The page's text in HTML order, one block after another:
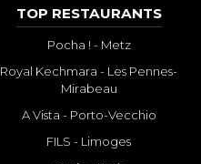
TOP RESTAURANTS
Pocha ! - Metz
Royal Kechmara - Les Pennes-
Mirabeau
A Vista - Porto-Vecchio
FILS - Limoges